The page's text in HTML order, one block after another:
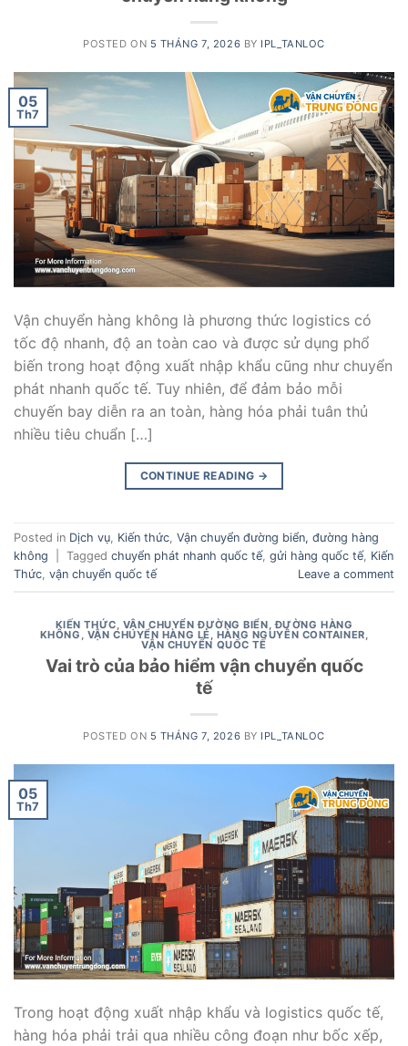
POSTED ON 5 THÁNG 7, 2026 BY IPL_TANLOC
05
Th7
Vận chuyển hàng không là phương thức logistics có
tốc độ nhanh, độ an toàn cao và được sử dụng phổ
biến trong hoạt động xuất nhập khẩu cũng như chuyển
phát nhanh quốc tế. Tuy nhiên, để đảm bảo mỗi
chuyến bay diễn ra an toàn, hàng hóa phải tuân thủ
nhiều tiêu chuẩn […]
CONTINUE READING →
Posted in Dịch vụ, Kiến thức, Vận chuyển đường biển, đường hàng
không
Tagged chuyển phát nhanh quốc tế, gửi hàng quốc tế, Kiến
Thức, vận chuyển quốc tế Leave a comment
KIẾN THỨC, VẬN CHUYỂN ĐƯỜNG BIỂN, ĐƯỜNG HÀNG
KHÔNG , VẬN CHUYỂN HÀNG LẺ, HÀNG NGUYÊN CONTAINER,
VẬN CHUYỂN QUỐC TẾ
Vai trò của bảo hiểm vận chuyển quốc
tế
POSTED ON 5 THÁNG 7, 2026 BY IPL_TANLOC
05
Th7
Trong hoạt động xuất nhập khẩu và logistics quốc tế,
hàng hóa phải trải qua nhiều công đoạn như bốc xếp,